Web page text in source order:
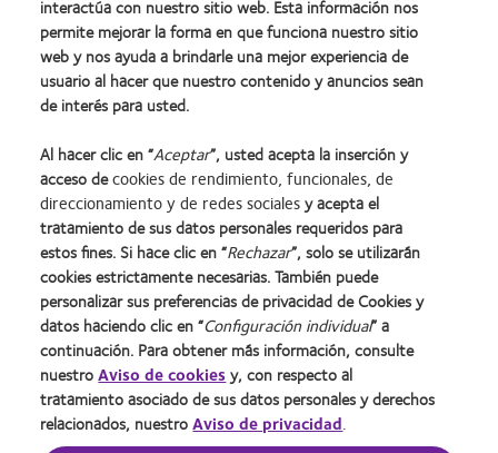
2 Vision Care Research. 50 reasons for wearing contact lenses.
Sitio web de Vision Care Research.
visioncareresearch.com/resources/50-reasons-to-wear-
contact-lenses.asp. Consultado el 8 de agosto de 2016.
Inicio
Nuestra empresa
Nuestros productos
Política de privacidad
Condiciones del servicio
Web del usuario
interactúa con nuestro sitio web. Esta información nos
permite mejorar la forma en que funciona nuestro sitio
web y nos ayuda a brindarle una mejor experiencia de
usuario al hacer que nuestro contenido y anuncios sean
de interés para usted.
Al hacer clic en “Aceptar”, usted acepta la inserción y
acceso decookies de rendimiento, funcionales, de
direccionamiento y de redes socialesy acepta el
tratamiento de sus datos personales requeridos para
estos fines. Si hace clic en “Rechazar”, solo se utilizarán
cookies estrictamente necesarias. También puede
personalizar sus preferencias de privacidad de Cookies y
datos haciendo clic en “Configuración individual” a
continuación. Para obtener más información, consulte
nuestroAviso de cookiesy, con respecto al
tratamiento asociado de sus datos personales y derechos
relacionados, nuestroAviso de privacidad.